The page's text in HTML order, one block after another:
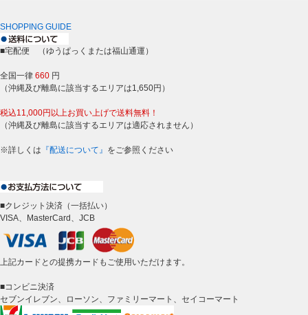
SHOPPING GUIDE
■宅配便 （ゆうぱっくまたは福山通運）
全国一律 660 円
（沖縄及び離島に該当するエリアは1,650円）
税込11,000円以上お買い上げで送料無料！
（沖縄及び離島に該当するエリアは適応されません）
※詳しくは 『配送について』 をご参照ください
■クレジット決済（一括払い）
VISA、MasterCard、JCB
上記カードとの提携カードもご使用いただけます。
■コンビニ決済
セブンイレブン、ローソン、ファミリーマート、セイコーマート